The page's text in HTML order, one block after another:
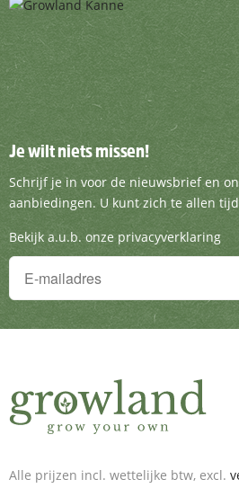
Je wilt niets missen!
Schrijf je in voor de
Je wilt niets missen!
Schrijf je in voor de nieuwsbrief en
aanbiedingen. U kunt zich te allen
Bekijk a.u.b. onze privacyverklaring
Je wilt niets missen!
Schrijf je in voor de nieuwsbrief en
Alle prijzen incl. wettelijke btw, excl.